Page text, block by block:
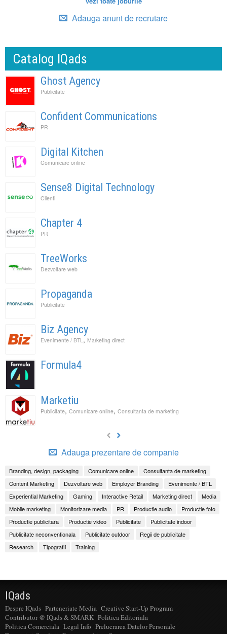
Adauga anunt de recrutare
Catalog IQads
Ghost Agency
Publicitate
Confident Communications
PR
Digital Kitchen
Comunicare online
Sense8 Digital Technology
Clienti
Chapter 4
PR
TreeWorks
Dezvoltare web
Propaganda
Publicitate
Biz Agency
Evenimente / BTL , Marketing direct
Formula4
Marketiu
Publicitate, Comunicare online, Consultanta de marketing
Adauga prezentare de companie
Branding, design, packaging Comunicare online
Consultanta de marketing
Content Marketing
Dezvoltare web Employer Branding
Evenimente / BTL
Experiential Marketing
Gaming Interactive Retail Marketing direct
Media
Mobile marketing
Monitorizare media PR Productie audio
Productie foto
Productie publicitara
Productie video Publicitate
Publicitate indoor
Publicitate neconventionala
Publicitate outdoor
Regii de publicitate
Research
Tipografii Training
IQads
Despre IQads Parteneriate Media Creative Start-Up Program
Contributor @ IQads & SMARK Politica Editoriala
Politica Comerciala Legal Info Prelucrarea Datelor Personale